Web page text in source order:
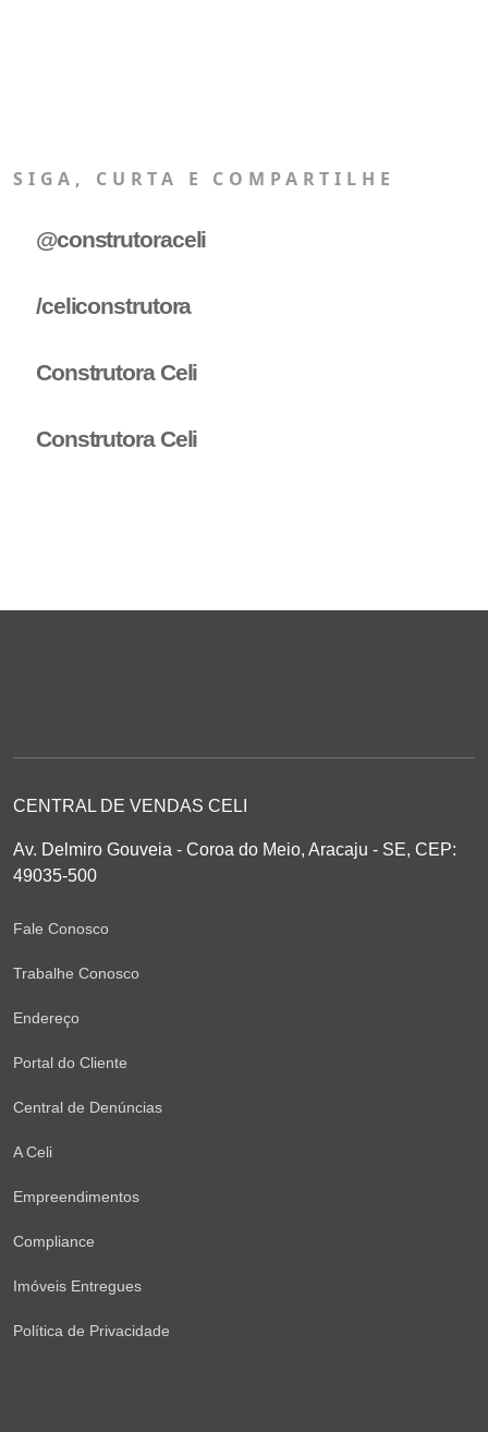
SIGA, CURTA E COMPARTILHE
@construtoraceli
/celiconstrutora
Construtora Celi
Construtora Celi
CENTRAL DE VENDAS CELI
Av. Delmiro Gouveia - Coroa do Meio, Aracaju - SE, CEP:
49035-500
Fale Conosco
Trabalhe Conosco
Endereço
Portal do Cliente
Central de Denúncias
A Celi
Empreendimentos
Compliance
Imóveis Entregues
Política de Privacidade